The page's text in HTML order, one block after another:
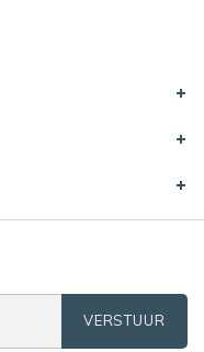
VERSTUUR